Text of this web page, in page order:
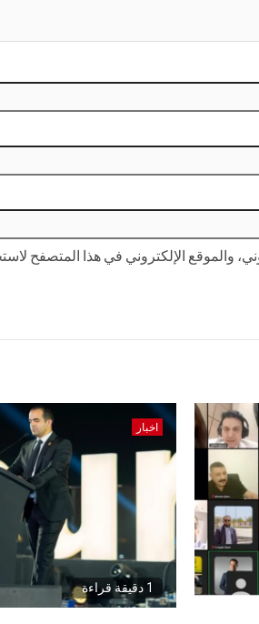
والموقع الإلكتروني في هذا المتصفح
اخبار
1 دقيقة قراءة